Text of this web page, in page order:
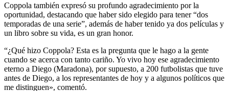
Coppola también expresó su profundo agradecimiento por la
oportunidad, destacando que haber sido elegido para tener “dos
temporadas de una serie”, además de haber tenido ya dos películas y
un libro sobre su vida, es un gran honor.
“¿Qué hizo Coppola? Esta es la pregunta que le hago a la gente
cuando se acerca con tanto cariño. Yo vivo hoy ese agradecimiento
eterno a Diego (Maradona), por supuesto, a 200 futbolistas que tuve
antes de Diego, a los representantes de hoy y a algunos políticos que
me distinguen», comentó.